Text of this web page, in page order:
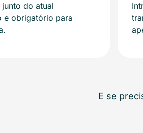
junto do atual
e obrigatório para
E se